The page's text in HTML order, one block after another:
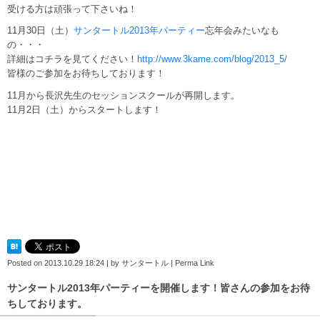
受ける方は頑張って下さいね！
11月30日（土） サンタートル2013年パーティー忘年会みたいなも
の・・・
詳細はコチラを見てください！ http://www.3kame.com/blog/2013_5/
皆様のご参加をお待ちしております！
11月から長沢先生のセッションスクールが再開します。
11月2日（土）からスタートします！
Posted on 2013.10.29 18:24 by サンタートル Perma Link
サンタートル2013年パーティーを開催します！皆さんの参加をお待
ちしております。